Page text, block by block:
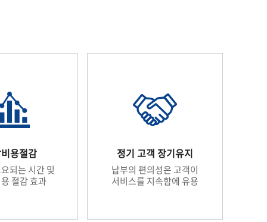
용절감
되는 시간 및
절감 효과
정기 고객 장기유지
납부의 편의성은 고객이
서비스를 지속함에 유용